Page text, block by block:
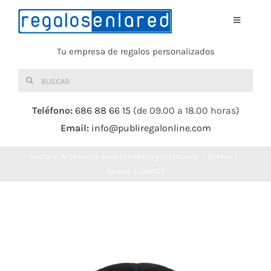
Saltar
Toggle
Tu empresa de regalos personalizados
Buscar:
Teléfono: 686 88 66 15 (de 09.00 a 18.00 horas)
Email: info@publiregalonline.com